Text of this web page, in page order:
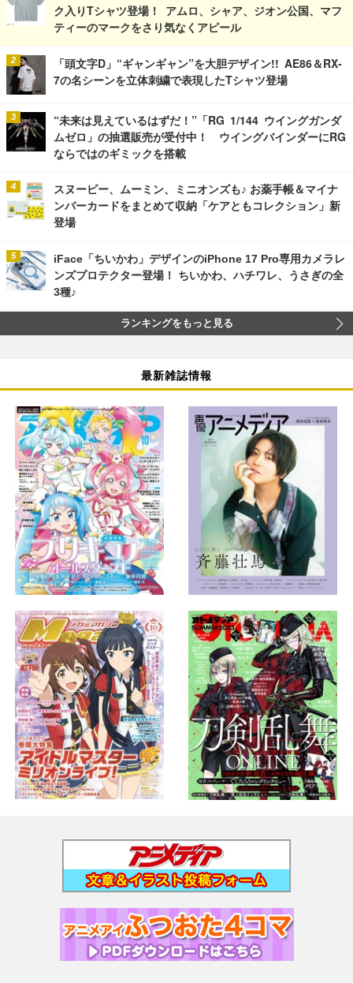
ク入りTシャツ登場！ アムロ、シャア、ジオン公国、マフ
ティーのマークをさり気なくアピール
「頭文字D」“ギャンギャン”を大胆デザイン!! AE86＆RX-
7の名シーンを立体刺繍で表現したTシャツ登場
“未来は見えているはずだ！”「RG 1/144 ウイングガンダ
ムゼロ」の抽選販売が受付中！ ウイングバインダーにRG
ならではのギミックを搭載
スヌーピー、ムーミン、ミニオンズも♪ お薬手帳＆マイナ
ンバーカードをまとめて収納「ケアともコレクション」新
登場
iFace「ちいかわ」デザインのiPhone 17 Pro専用カメラレ
ンズプロテクター登場！ ちいかわ、ハチワレ、うさぎの全
3種♪
ランキングをもっと見る
最新雑誌情報